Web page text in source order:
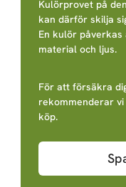
Kulörprovet på
kan därför skilja
En kulör
material och ljus.
För att försäkra
rekommenderar
köp.